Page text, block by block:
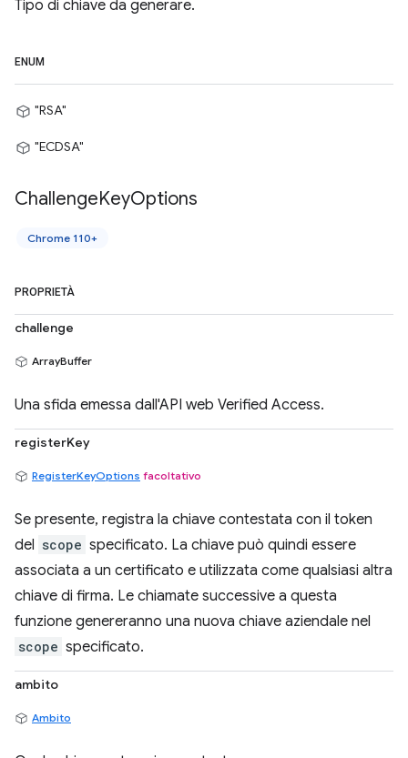
Tipo di chiave da generare.
ENUM
"RSA"
"ECDSA"
ChallengeKeyOptions
Chrome 110+
PROPRIETÀ
challenge
ArrayBuffer
Una sfida emessa dall'API web Verified Access.
registerKey
RegisterKeyOptions facoltativo
Se presente, registra la chiave contestata con il token
del scope specificato. La chiave può quindi essere
associata a un certificato e utilizzata come qualsiasi altra
chiave di firma. Le chiamate successive a questa
funzione genereranno una nuova chiave aziendale nel
scope specificato.
ambito
Ambito